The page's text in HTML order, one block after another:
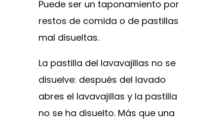
Puede ser un taponamiento por
restos de comida o de pastillas
mal disueltas.
La pastilla del lavavajillas no se
disuelve: después del lavado
abres el lavavajillas y la pastilla
no se ha disuelto. Más que una